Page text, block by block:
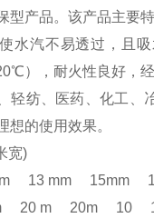
型产品。该产品主要
水汽不易透过，且
），耐火性良好，
轻纺、医药、化工、
想的使用效果。
宽)
13 mm 15mm
20 m 20m 10